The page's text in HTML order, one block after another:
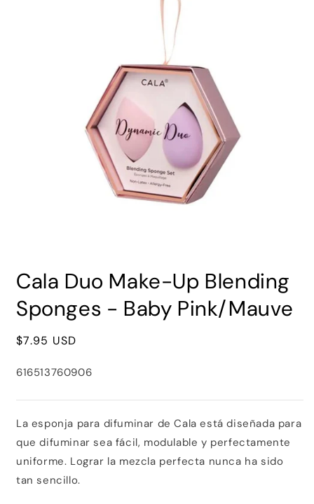
multimedia
1
en
una
ventana
Cala Duo Make-Up Blending
Sponges - Baby Pink/Mauve
Precio
$7.95 USD
SKU:
616513760906
La esponja para difuminar de Cala está diseñada para
que difuminar sea fácil, modulable y perfectamente
uniforme. Lograr la mezcla perfecta nunca ha sido
tan sencillo.